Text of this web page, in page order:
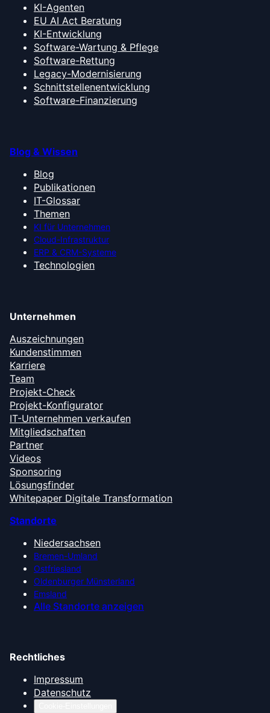
KI-Agenten
EU AI Act Beratung
KI-Entwicklung
Software-Wartung & Pflege
Software-Rettung
Legacy-Modernisierung
Schnittstellenentwicklung
Software-Finanzierung
Blog & Wissen
Blog
Publikationen
IT-Glossar
Themen
KI für Unternehmen
Cloud-Infrastruktur
ERP & CRM-Systeme
Technologien
Unternehmen
Auszeichnungen
Kundenstimmen
Karriere
Team
Projekt-Check
Projekt-Konfigurator
IT-Unternehmen verkaufen
Mitgliedschaften
Partner
Videos
Sponsoring
Lösungsfinder
Whitepaper Digitale Transformation
Standorte
Niedersachsen
Bremen-Umland
Ostfriesland
Oldenburger Münsterland
Emsland
Alle Standorte anzeigen
Rechtliches
Impressum
Datenschutz